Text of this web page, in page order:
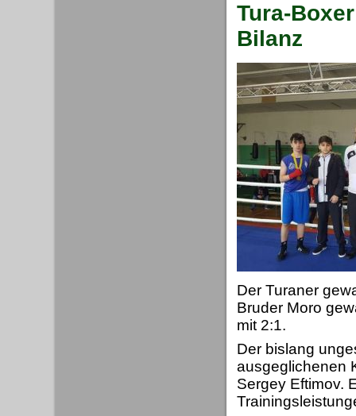
Tura-
Bilanz
Der Turaner
Bruder Moro
mit 2:1.
Der bislang
ausgeglichenen
Sergey Eftimov.